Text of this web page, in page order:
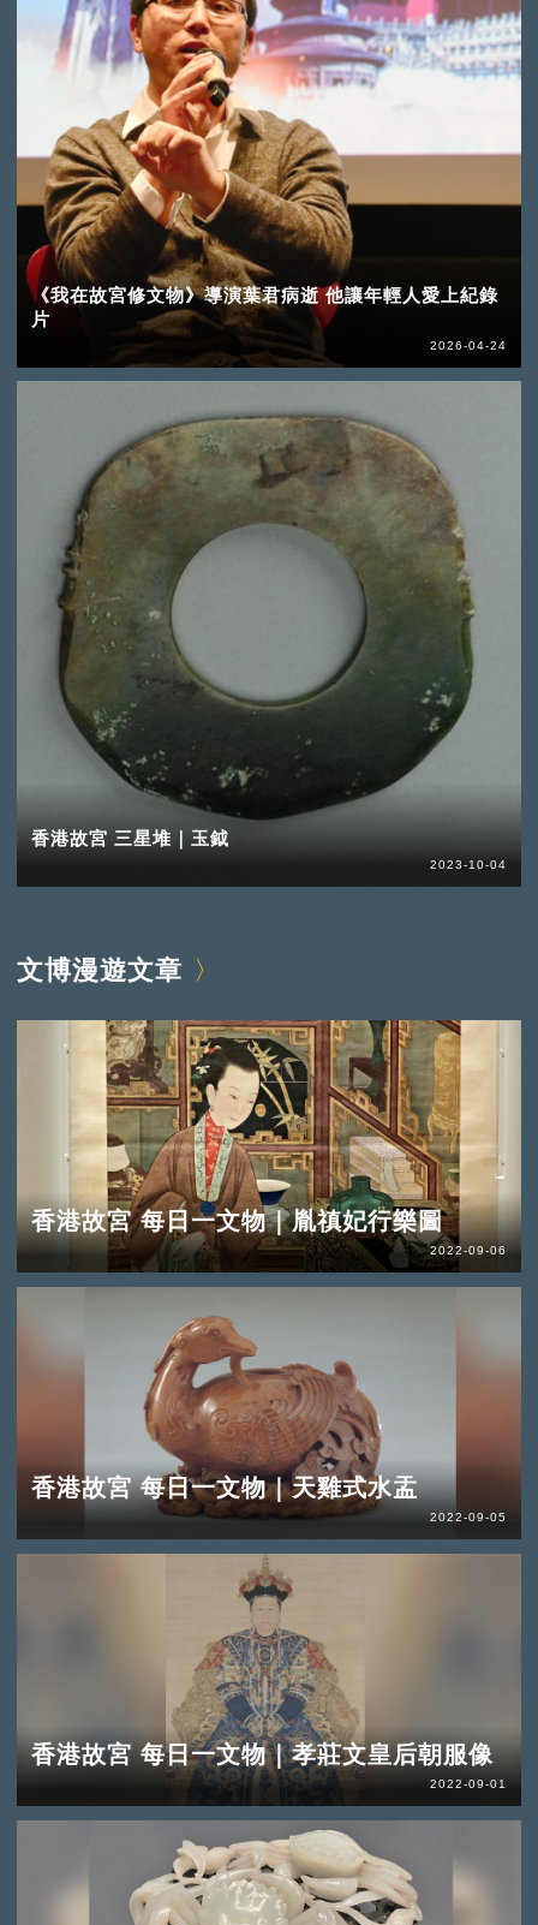
《我在故宮修文物》導演葉君病逝 他讓年輕人愛上紀錄
片
2026-04-24
香港故宮 三星堆｜玉鉞
2023-10-04
文博漫遊文章
香港故宮 每日一文物｜胤禛妃行樂圖
2022-09-06
香港故宮 每日一文物｜天雞式水盂
2022-09-05
香港故宮 每日一文物｜孝莊文皇后朝服像
2022-09-01